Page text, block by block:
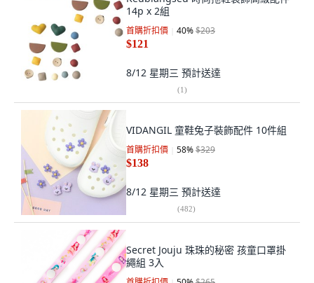
14p x 2組
首購折扣價 40%$203
$121
8/12 星期三 預計送達
(1)
VIDANGIL 童鞋兔子裝飾配件 10件組
首購折扣價 58%$329
$138
8/12 星期三 預計送達
(482)
Secret Jouju 珠珠的秘密 孩童口罩掛
繩組 3入